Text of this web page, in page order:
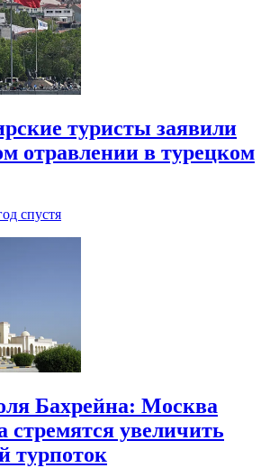
туристы заявили
отравлении в турецком
спустя
Бахрейна: Москва
увеличить
турпоток